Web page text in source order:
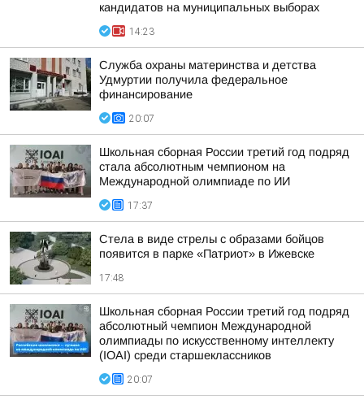
кандидатов на муниципальных выборах
14:23
Служба охраны материнства и детства
Удмуртии получила федеральное
финансирование
20:07
Школьная сборная России третий год подряд
стала абсолютным чемпионом на
Международной олимпиаде по ИИ
17:37
Стела в виде стрелы с образами бойцов
появится в парке «Патриот» в Ижевске
17:48
Школьная сборная России третий год подряд
абсолютный чемпион Международной
олимпиады по искусственному интеллекту
(IOAI) среди старшеклассников
20:07